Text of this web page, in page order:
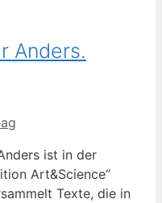
Anders.
ist in der
Art&Science“
Texte, die in